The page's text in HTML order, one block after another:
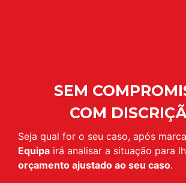
SEM
COM
Seja qual for o seu caso, após
Equipa irá analisar a situação para
orçamento ajustado ao seu caso.